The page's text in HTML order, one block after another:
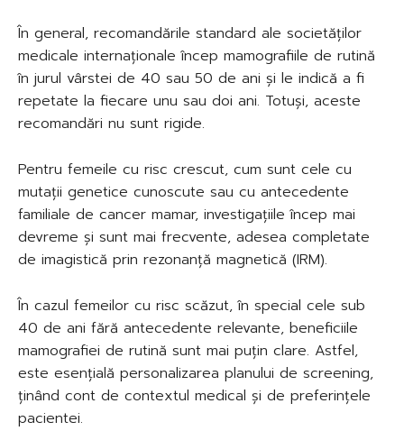
În general, recomandările standard ale societăților
medicale internaționale încep mamografiile de rutină
în jurul vârstei de 40 sau 50 de ani și le indică a fi
repetate la fiecare unu sau doi ani. Totuși, aceste
recomandări nu sunt rigide.
Pentru femeile cu risc crescut, cum sunt cele cu
mutații genetice cunoscute sau cu antecedente
familiale de cancer mamar, investigațiile încep mai
devreme și sunt mai frecvente, adesea completate
de imagistică prin rezonanță magnetică (IRM).
În cazul femeilor cu risc scăzut, în special cele sub
40 de ani fără antecedente relevante, beneficiile
mamografiei de rutină sunt mai puțin clare. Astfel,
este esențială personalizarea planului de screening,
ținând cont de contextul medical și de preferințele
pacientei.